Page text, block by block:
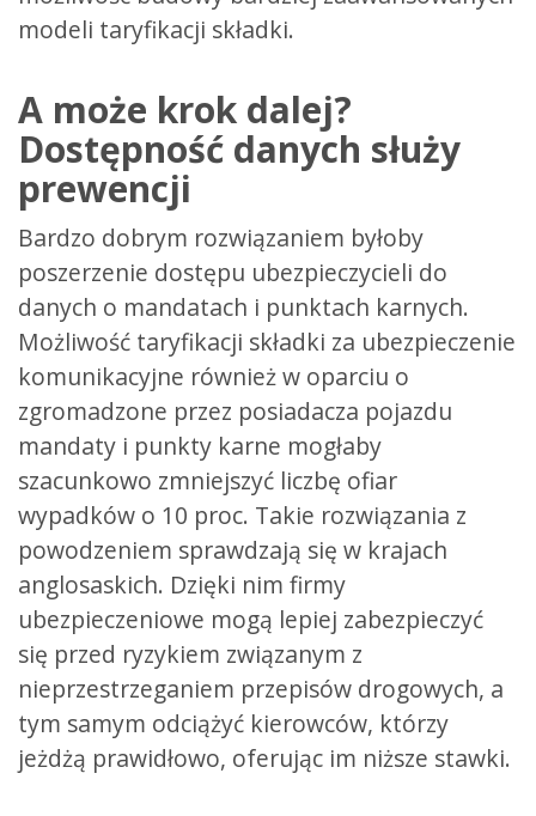
modeli taryfikacji składki.
A może krok dalej?
Dostępność danych służy
prewencji
Bardzo dobrym rozwiązaniem byłoby
poszerzenie dostępu ubezpieczycieli do
danych o mandatach i punktach karnych.
Możliwość taryfikacji składki za ubezpieczenie
komunikacyjne również w oparciu o
zgromadzone przez posiadacza pojazdu
mandaty i punkty karne mogłaby
szacunkowo zmniejszyć liczbę ofiar
wypadków o 10 proc. Takie rozwiązania z
powodzeniem sprawdzają się w krajach
anglosaskich. Dzięki nim firmy
ubezpieczeniowe mogą lepiej zabezpieczyć
się przed ryzykiem związanym z
nieprzestrzeganiem przepisów drogowych, a
tym samym odciążyć kierowców, którzy
jeżdżą prawidłowo, oferując im niższe stawki.